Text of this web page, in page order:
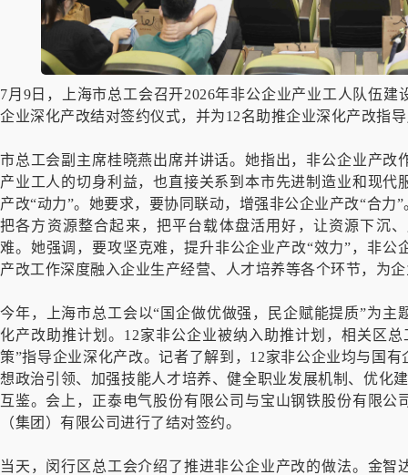
7月9日，上海市总工会召开2026年非公企业产业工人队伍
企业深化产改结对签约仪式，并为12名助推企业深化产改指
市总工会副主席桂晓燕出席并讲话。她指出，非公企业产
产业工人的切身利益，也直接关系到本市先进制造业和现
产改“动力”。她要求，要协同联动，增强非公企业产改“合
把各方资源整合起来，把平台载体盘活用好，让资源下沉
难。她强调，要攻坚克难，提升非公企业产改“效力”，非
产改工作深度融入企业生产经营、人才培养等各个环节，为
今年，上海市总工会以“国企做优做强，民企赋能提质”为
化产改助推计划。12家非公企业被纳入助推计划，相关区
策”指导企业深化产改。记者了解到，12家非公企业均与国
想政治引领、加强技能人才培养、健全职业发展机制、优化
互鉴。会上，正泰电气股份有限公司与宝山钢铁股份有限
（集团）有限公司进行了结对签约。
当天，闵行区总工会介绍了推进非公企业产改的做法。金